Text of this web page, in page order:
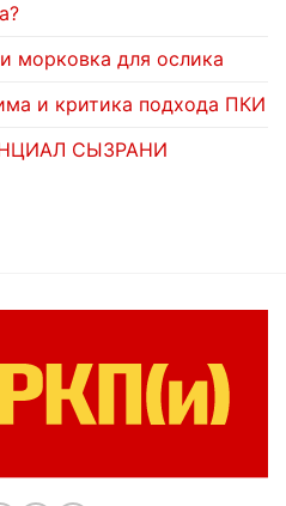
морковка для ослика
и критика подхода ПКИ
СЫЗРАНИ